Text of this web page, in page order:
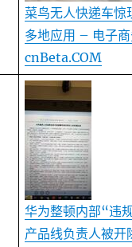
菜鸟无人快递车惊
多地应用 – 电子
cnBeta.COM
华为整顿内部“违
产品线负责人被